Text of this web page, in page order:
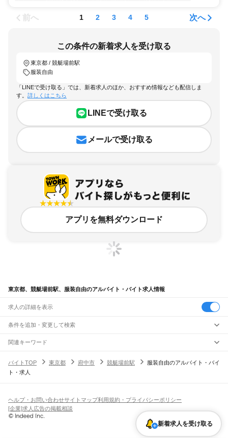
前へ 1 2 3 4 5 次へ
この条件の新着求人を受け取る
東京都 / 競艇場前駅
服装自由
「LINEで受け取る」では、新着求人のほか、おすすめ情報なども配信しま
す。 詳しくはこちら
LINEで受け取る
メールで受け取る
アプリを無料ダウンロード
東京都、競艇場前駅、服装自由のアルバイト・バイト求人情報
求人の詳細を表示
条件を追加・変更して検索
市区町村を追加・変更
東京都すべて
東京23区
江戸川区
八王子市立川市武蔵野市 昭島市調布市町田市小金井市
小平市日野市 狛江市 東大和市 清瀬市
あきる野市西東京市 大島町利島村
駅を追加・変更
JR山手線
大崎駅五反田駅目黒駅恵比寿駅 代々木駅新宿駅新大久保駅
高田馬場駅
田端駅 西日暮里駅
新橋駅浜松町駅田町駅
職種を追加・変更
飲食・フードサービスすべて
ホールスタッフキッチンスタッフ
パン屋（ベーカリー）
バー（BAR）・バーテンダー
飲食店（店長・マネージャー）
人気
日払いOK高校生歓迎 髪型・髪色自由
留学生・外国人活躍中
雇用形態を追加・変更
関連キーワード
バイトTOP
東京都 府中市 競艇場前駅
服装自由のアルバイト・バイ
ト・求人
新着求人を受け取る
ヘルプ・お問い合わせサイトマップ利用規約・プライバシーポリシー
[企業]求人広告の掲載相談